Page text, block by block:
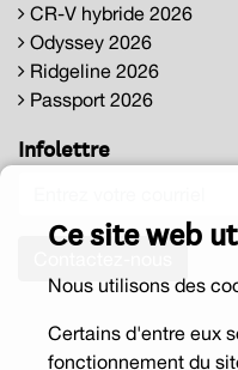
CR-V hybride 2026
Odyssey 2026
Ridgeline 2026
Passport 2026
Infolettre
Ce site web
Nous utilisons des
Certains d'entre eux
fonctionnement du